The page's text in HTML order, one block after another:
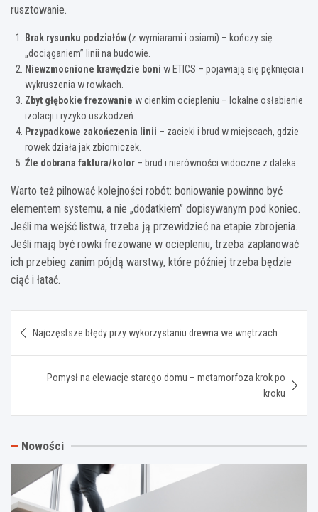
rusztowanie.
Brak rysunku podziałów(z wymiarami i osiami) – kończy się
„dociąganiem” linii na budowie.
Niewzmocnione krawędzie boni w ETICS – pojawiają się pęknięcia i
wykruszenia w rowkach.
Zbyt głębokie frezowanie w cienkim ociepleniu – lokalne osłabienie
izolacji i ryzyko uszkodzeń.
Przypadkowe zakończenia linii – zacieki i brud w miejscach, gdzie
rowek działa jak zbiorniczek.
Źle dobrana faktura/kolor – brud i nierówności widoczne z daleka.
Warto też pilnować kolejności robót: boniowanie powinno być
elementem systemu, a nie „dodatkiem” dopisywanym pod koniec.
Jeśli ma wejść listwa, trzeba ją przewidzieć na etapie zbrojenia.
Jeśli mają być rowki frezowane w ociepleniu, trzeba zaplanować
ich przebieg zanim pójdą warstwy, które później trzeba będzie
ciąć i łatać.
wpisu
Najczęstsze błędy przy wykorzystaniu drewna we wnętrzach
Pomysł na elewacje starego domu – metamorfoza krok po
kroku
Nowości